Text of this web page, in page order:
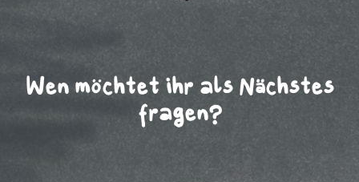
Wen möchtet ihr als Nächstes
fragen?